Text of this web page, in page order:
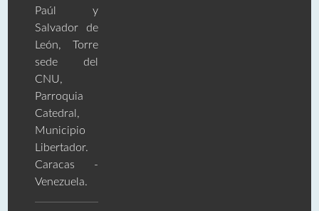
Paúl y
Salvador de
León, Torre
sede del
CNU,
Parroquia
Catedral,
Municipio
Libertador.
Caracas -
Venezuela.